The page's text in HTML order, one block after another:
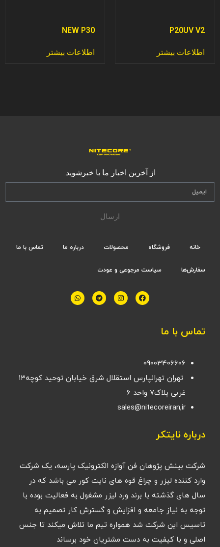
P20UV V2
اطلاعات بیشتر
NEW P30
اطلاعات بیشتر
از آخرین اخبار ما با خبرشوید.
ارسال
خانه فروشگاه محصولات درباره ما تماس با ما
سفارش‌ها سیاست مرجوعی و عودت
تماس با ما
09003406606
تهران تهرانپارس استقلال شرق خیابان توحید کوچه۱۳
غربی پلاک۷ واحد ۶
sales@nitecoreiran,ir
درباره نایتکر
شرکت بینش پژوهان فن آوازه الکترونیک پارسه، یک شرکت
وارد کننده لیزر و چراغ قوه های نایت کور می باشد که در
سال های گذشته با برند ورد لیزر مشغول به فعالیت بوده با
توجه به نیاز جامعه و افزایش و گسترش کار تصمیم به
تاسیس این شرکت شد همواره تیم ما تلاش میکند تا جنس
اصلی و با کیفیت به دست مشتریان خود برساند